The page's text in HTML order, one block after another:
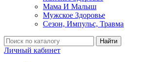
Мама И Малыш
Мужское Здоровье
Сезон, Импульс, Травма
Найти
Личный кабинет